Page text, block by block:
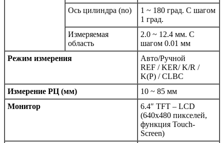
Ось цилиндра (no)
1 ~ 180 град. С шагом
1 град.
Измеряемая
область
2.0 ~ 12.4 мм. С
шагом 0.01 мм
Режим измерения
Авто/Ручной
REF / KER/ K/R /
K(P) / CLBC
Измерение РЦ (мм)
10 ~ 85 мм
Монитор
6.4″ TFT – LCD
(640х480 пикселей,
функция Touch-
Screen)